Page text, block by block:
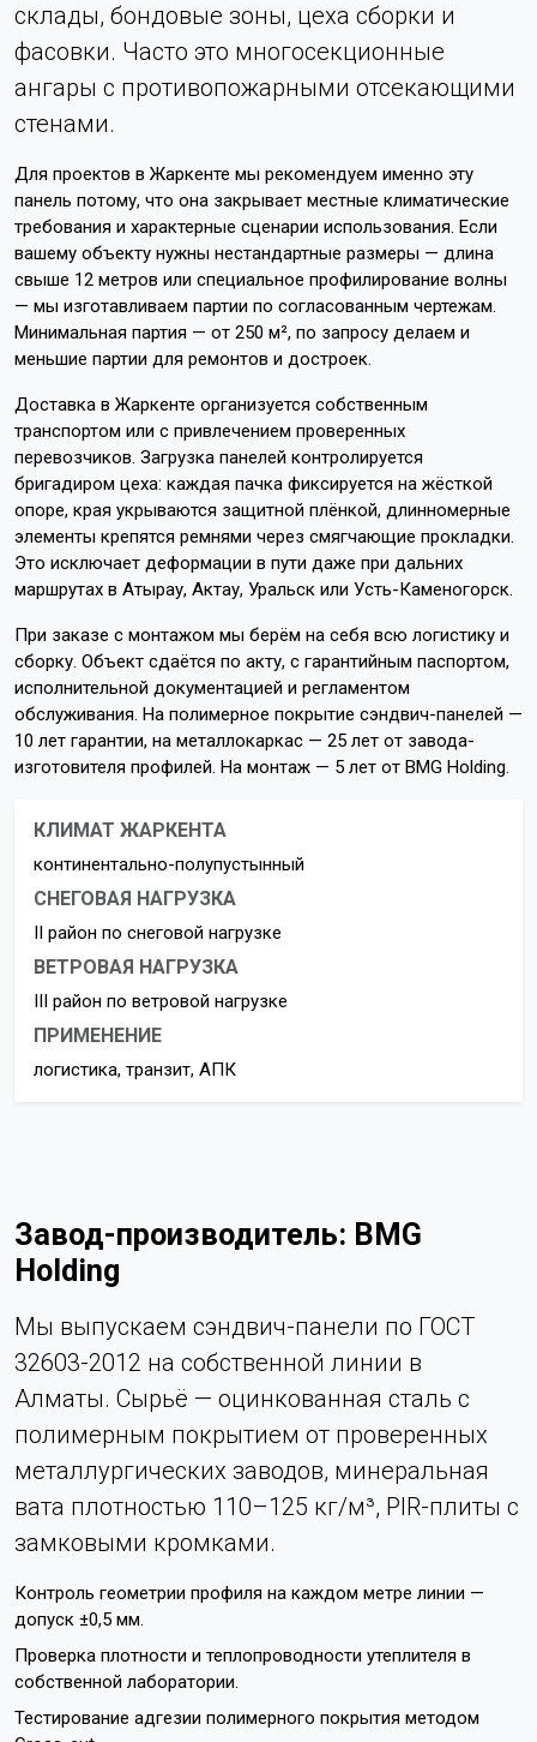
склады, бондовые зоны, цеха сборки и
фасовки. Часто это многосекционные
ангары с противопожарными отсекающими
стенами.
Для проектов в Жаркенте мы рекомендуем именно эту
панель потому, что она закрывает местные климатические
требования и характерные сценарии использования. Если
вашему объекту нужны нестандартные размеры — длина
свыше 12 метров или специальное профилирование волны
— мы изготавливаем партии по согласованным чертежам.
Минимальная партия — от 250 м², по запросу делаем и
меньшие партии для ремонтов и достроек.
Доставка в Жаркенте организуется собственным
транспортом или с привлечением проверенных
перевозчиков. Загрузка панелей контролируется
бригадиром цеха: каждая пачка фиксируется на жёсткой
опоре, края укрываются защитной плёнкой, длинномерные
элементы крепятся ремнями через смягчающие прокладки.
Это исключает деформации в пути даже при дальних
маршрутах в Атырау, Актау, Уральск или Усть-Каменогорск.
При заказе с монтажом мы берём на себя всю логистику и
сборку. Объект сдаётся по акту, с гарантийным паспортом,
исполнительной документацией и регламентом
обслуживания. На полимерное покрытие сэндвич-панелей —
10 лет гарантии, на металлокаркас — 25 лет от завода-
изготовителя профилей. На монтаж — 5 лет от BMG Holding.
КЛИМАТ ЖАРКЕНТА
континентально-полупустынный
СНЕГОВАЯ НАГРУЗКА
II район по снеговой нагрузке
ВЕТРОВАЯ НАГРУЗКА
III район по ветровой нагрузке
ПРИМЕНЕНИЕ
логистика, транзит, АПК
Завод-производитель: BMG
Holding
Мы выпускаем сэндвич-панели по ГОСТ
32603-2012 на собственной линии в
Алматы. Сырьё — оцинкованная сталь с
полимерным покрытием от проверенных
металлургических заводов, минеральная
вата плотностью 110–125 кг/м³, PIR-плиты с
замковыми кромками.
Контроль геометрии профиля на каждом метре линии —
допуск ±0,5 мм.
Проверка плотности и теплопроводности утеплителя в
собственной лаборатории.
Тестирование адгезии полимерного покрытия методом